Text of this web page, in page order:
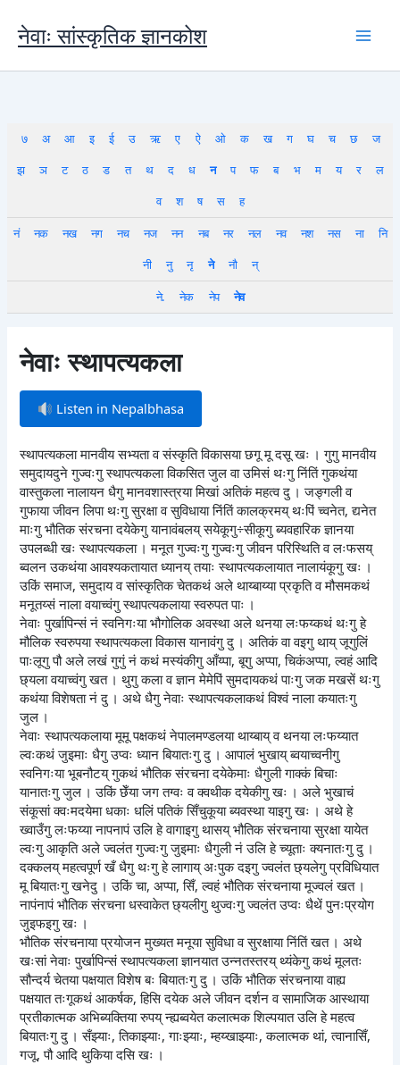
content
नेवाः सांस्कृतिक ज्ञानकोश
७ अ आ इ ई उ ऋ ए ऐ ओ क ख ग घ च छ
ज
झ
ञ ट ठ ड त थ द ध न प फ ब भ म य र
ल
व
श ष स
ह
नं
नक नख नग नच नज नन नब नर नल नव नश नस ना
नि
नी
नु नृ ने नौ
न्
ने.
नेक नेप नेव
नेवाः स्थापत्यकला
Listen in Nepalbhasa
स्थापत्यकला मानवीय सभ्यता व संस्कृति विकासया छगू मू दसू खः । गुगु मानवीय
समुदायदुने गुज्वःगु स्थापत्यकला विकसित जुल वा उमिसं थःगु निंतिं गुकथंया
वास्तुकला नालायन धैगु मानवशास्त्रया मिखां अतिकं महत्व दु । जङ्गली व
गुफाया जीवन लिपा थःगु सुरक्षा व सुविधाया निंतिं कालक्रमय् थःपिं च्वनेत, द्यनेत
माःगु भौतिक संरचना दयेकेगु यानावंबलय् सयेकूगु÷सीकूगु ब्यवहारिक ज्ञानया
उपलब्धी खः स्थापत्यकला । मनूत गुज्वःगु गुज्वःगु जीवन परिस्थिति व लःफसय्
ब्वलन उकथंया आवश्यकतायात ध्यानय् तयाः स्थापत्यकलायात नालायंकूगु खः ।
उकिं समाज, समुदाय व सांस्कृतिक चेतकथं अले थाय्बाय्या प्रकृति व मौसमकथं
मनूतय्सं नाला वयाच्वंगु स्थापत्यकलाया स्वरुपत पाः ।
नेवाः पुर्खापिन्सं नं स्वनिगःया भौगोलिक अवस्था अले थनया लःफय्कथं थःगु हे
मौलिक स्वरुपया स्थापत्यकला विकास यानावंगु दु । अतिकं वा वइगु थाय् जूगुलिं
पाःलूगु पौ अले लखं गुगुं नं कथं मस्यंकीगु आँय्पा, बूगु अप्पा, चिकंअप्पा, ल्वहं आदि
छ्यला वयाच्वंगु खत । थुगु कला व ज्ञान मेमेपिं सुमदायकथं पाःगु जक मखसें थःगु
कथंया विशेषता नं दु । अथे धैगु नेवाः स्थापत्यकलाकथं विश्वं नाला कयातःगु
जुल ।
नेवाः स्थापत्यकलाया मूमू पक्षकथं नेपालमण्डलया थाय्बाय् व थनया लःफय्यात
ल्वःकथं जुइमाः धैगु उप्वः ध्यान बियातःगु दु । आपालं भुखाय् ब्वयाच्वनीगु
स्वनिगःया भूबनौटय् गुकथं भौतिक संरचना दयेकेमाः धैगुली गाक्कं बिचाः
यानातःगु जुल । उकिं छेँया जग तग्वः व क्वथीक दयेकीगु खः । अले भुखाचं
संकूसां क्वःमदयेमा धकाः धलिं पतिकं सिँचुकूया ब्यवस्था याइगु खः । अथे हे
ख्वाउँगु लःफय्या नापनापं उलि हे वागाइगु थासय् भौतिक संरचनाया सुरक्षा यायेत
ल्वःगु आकृति अले ज्वलंत गुज्वःगु जुइमाः धैगुली नं उलि हे च्यूताः क्यनातःगु दु ।
दक्कलय् महत्वपूर्ण खँ धैगु थःगु हे लागाय् अःपुक दइगु ज्वलंत छ्यलेगु प्रविधियात
मू बियातःगु खनेदु । उकिं चा, अप्पा, सिँ, ल्वहं भौतिक संरचनाया मूज्वलं खत ।
नापंनापं भौतिक संरचना धस्वाकेत छ्यलीगु थुज्वःगु ज्वलंत उप्वः धैथें पुनःप्रयोग
जुइफइगु खः ।
भौतिक संरचनाया प्रयोजन मुख्यत मनूया सुविधा व सुरक्षाया निंतिं खत । अथे
खःसां नेवाः पुर्खापिन्सं स्थापत्यकला ज्ञानयात उन्नतस्तरय् थ्यंकेगु कथं मूलतः
सौन्दर्य चेतया पक्षयात विशेष बः बियातःगु दु । उकिं भौतिक संरचनाया वाह्य
पक्षयात तःगूकथं आकर्षक, हिसि दयेक अले जीवन दर्शन व सामाजिक आस्थाया
प्रतीकात्मक अभिब्यक्तिया रुपय् न्ह्यब्वयेत कलात्मक शिल्पयात उलि हे महत्व
बियातःगु दु । सँझ्याः, तिकाझ्याः, गाःझ्याः, म्हय्खाझ्याः, कलात्मक थां, त्वानासिँ,
गजू, पौ आदि थुकिया दसि खः ।